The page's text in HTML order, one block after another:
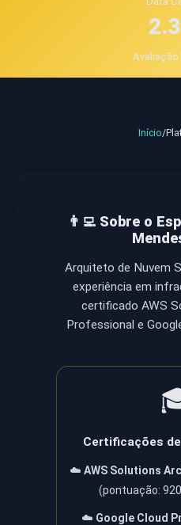
Avaliação
Início/
👨‍💻 Sobre o
Arquiteto de Nuvem
experiência em
certificado AWS
Professional e
Certificações
☁️ AWS Solutions
(pontuação:
☁️ Google Cloud